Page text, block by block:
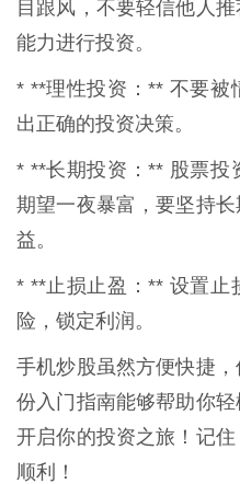
目跟风，不要轻信他人
能力进行投资。
* **理性投资：** 不要被
出正确的投资决策。
* **长期投资：** 股票投
期望一夜暴富，要坚持
益。
* **止损止盈：** 设置止
险，锁定利润。
手机炒股虽然方便快捷
份入门指南能够帮助你轻
开启你的投资之旅！记
顺利！